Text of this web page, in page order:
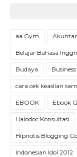
aa Gym
Belajar Bahasa
Budaya
cara cek keaslian
EBOOK Ebook
Halodoc Konsultasi
Hipnotis Blogging
Indonesian Idol 2012